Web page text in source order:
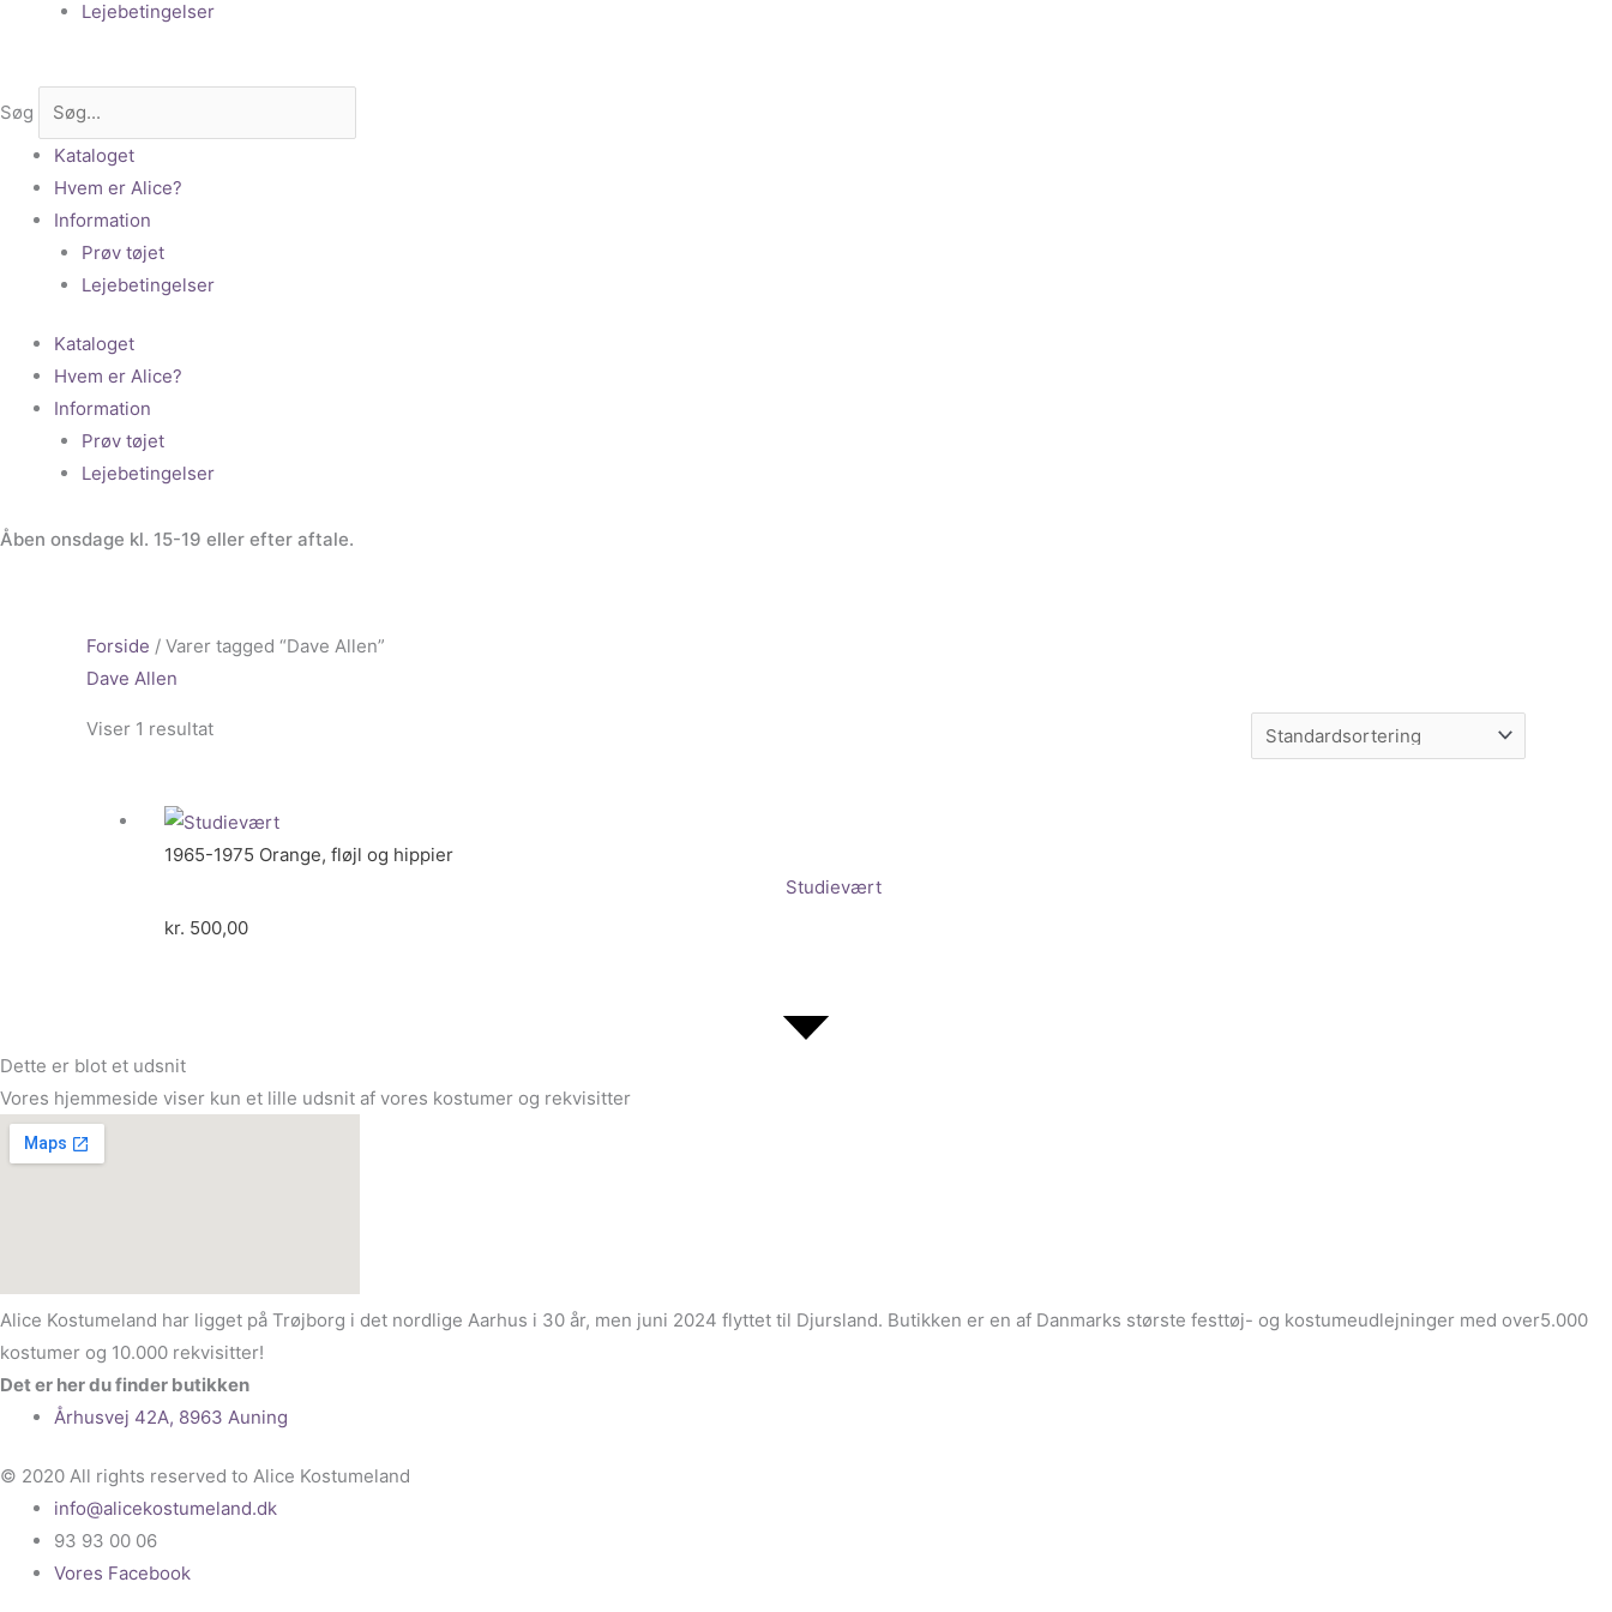
Lejebetingelser
Søg
Kataloget
Hvem er Alice?
Information
Prøv tøjet
Lejebetingelser
Kataloget
Hvem er Alice?
Information
Prøv tøjet
Lejebetingelser
Åben onsdage kl. 15-19 eller efter aftale.
Forside / Varer tagged “Dave Allen”
Dave Allen
Viser 1 resultat
1965-1975 Orange, fløjl og hippier
Studievært
kr. 500,00
Dette er blot et udsnit
Vores hjemmeside viser kun et lille udsnit af vores kostumer og rekvisitter
Alice Kostumeland har ligget på Trøjborg i det nordlige Aarhus i 30 år, men juni 2024 flyttet til Djursland. Butikken er en af Danmarks største festtøj- og kostumeudlejninger med over5.000
kostumer og 10.000 rekvisitter!
Det er her du finder butikken
Århusvej 42A, 8963 Auning
© 2020 All rights reserved to Alice Kostumeland
info@alicekostumeland.dk
93 93 00 06
Vores Facebook